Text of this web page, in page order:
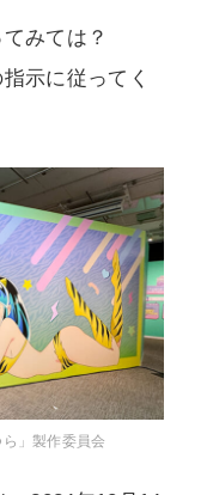
みては？
示に従ってく
」製作委員会